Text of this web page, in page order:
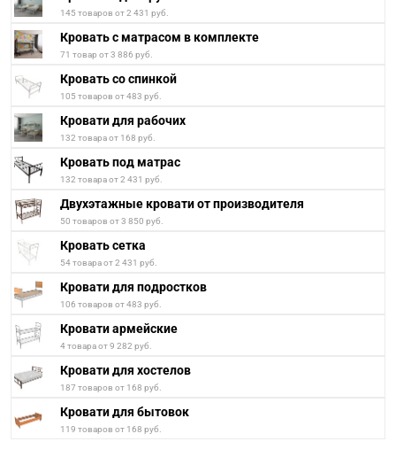
145 товаров от 2 431 руб.
Кровать с матрасом в комплекте
71 товар от 3 886 руб.
Кровать со спинкой
105 товаров от 483 руб.
Кровати для рабочих
132 товара от 168 руб.
Кровать под матрас
132 товара от 2 431 руб.
Двухэтажные кровати от производителя
50 товаров от 3 850 руб.
Кровать сетка
54 товара от 2 431 руб.
Кровати для подростков
106 товаров от 483 руб.
Кровати армейские
4 товара от 9 282 руб.
Кровати для хостелов
187 товаров от 168 руб.
Кровати для бытовок
119 товаров от 168 руб.